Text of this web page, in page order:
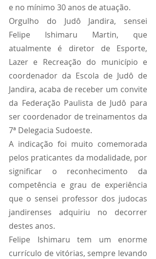
e no mínimo 30 anos de atuação.
Orgulho do Judô Jandira, sensei
Felipe Ishimaru Martin, que
atualmente é diretor de Esporte,
Lazer e Recreação do município e
coordenador da Escola de Judô de
Jandira, acaba de receber um convite
da Federação Paulista de Judô para
ser coordenador de treinamentos da
7ª Delegacia Sudoeste.
A indicação foi muito comemorada
pelos praticantes da modalidade, por
significar o reconhecimento da
competência e grau de experiência
que o sensei professor dos judocas
jandirenses adquiriu no decorrer
destes anos.
Felipe Ishimaru tem um enorme
currículo de vitórias, sempre levando